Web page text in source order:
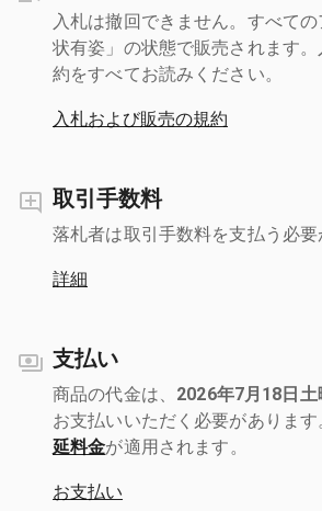
入札は撤回できません。すべて
状有姿」の状態で販売されます
約をすべてお読みください。
入札および販売の規約
取引手数料
落札者は取引手数料を支払う必要
詳細
支払い
商品の代金は、 2026年7月18日土
お支払いいただく必要がありま
延料金が適用されます。
お支払い